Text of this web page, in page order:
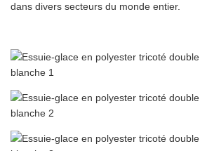
dans divers secteurs du monde entier.